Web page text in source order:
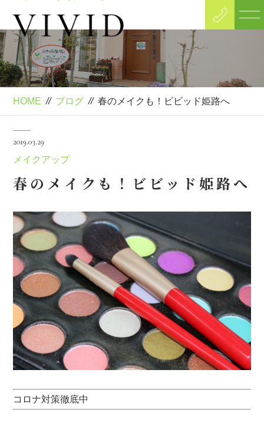
Blog
ブログ
HOME // ブログ // 春のメイクも！ビビッド姫路へ
2019.03.29
メイクアップ
春のメイクも！ビビッド姫路へ
コロナ対策徹底中